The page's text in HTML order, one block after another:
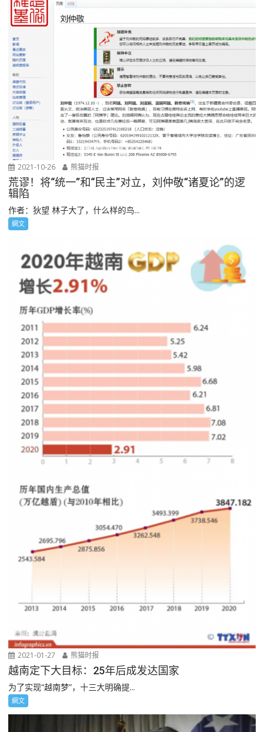
2021-10-26 熊猫时报
荒谬！将“统一”和“民主”对立，刘仲敬“诸夏论”的逻
辑陷
作者：狄望 林子大了，什么样的鸟...
網文
2021-01-27 熊猫时报
越南定下大目标：25年后成发达国家
为了实现“越南梦”，十三大明确提...
網文